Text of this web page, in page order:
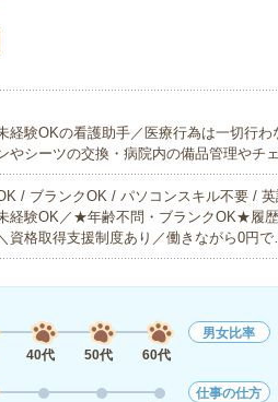
経験OKの看護助手／医療行為は一切行
やシーツの交換・病院内の備品管理やチ
/ ブランクOK / パソコンスキル不要 /
経験OK／★年齢不問・ブランクOK★履
資格取得支援制度あり／働きながら0円
40代 50代 60代
男女比率
仕事の仕方